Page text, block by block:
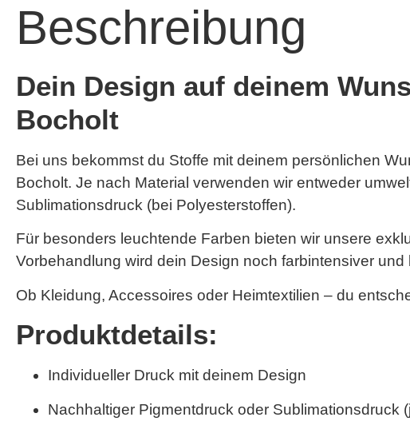
Beschreibung
Dein Design auf deinem
Bocholt
Bei uns bekommst du Stoffe mit deinem persönlichen
Bocholt. Je nach Material verwenden wir entweder
Sublimationsdruck (bei Polyesterstoffen).
Für besonders leuchtende Farben bieten wir unsere
Vorbehandlung wird dein Design noch farbintensiver und
Ob Kleidung, Accessoires oder Heimtextilien – du
Produktdetails:
Individueller Druck mit deinem Design
Nachhaltiger Pigmentdruck oder Sublimationsdruck